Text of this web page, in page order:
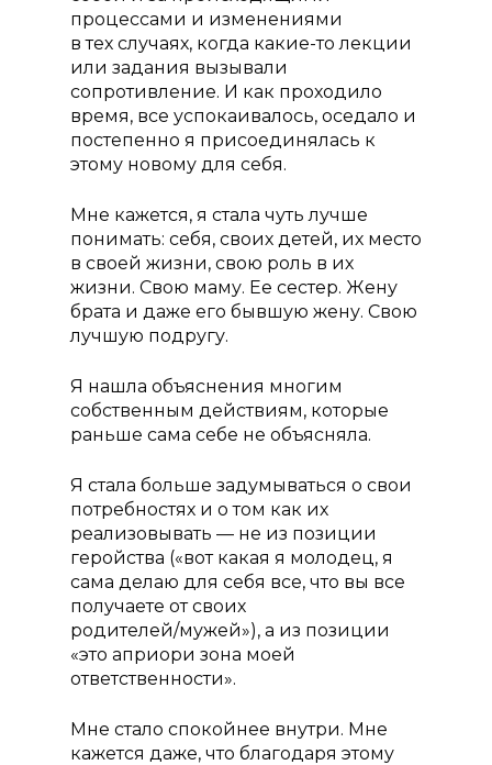
процессами и изменениями
в тех случаях, когда какие-то лекции
или задания вызывали
сопротивление. И как проходило
время, все успокаивалось, оседало и
постепенно я присоединялась к
этому новому для себя.
Мне кажется, я стала чуть лучше
понимать: себя, своих детей, их место
в своей жизни, свою роль в их
жизни. Свою маму. Ее сестер. Жену
брата и даже его бывшую жену. Свою
лучшую подругу.
Я нашла объяснения многим
собственным действиям, которые
раньше сама себе не объясняла.
Я стала больше задумываться о свои
потребностях и о том как их
реализовывать — не из позиции
геройства («вот какая я молодец, я
сама делаю для себя все, что вы все
получаете от своих
родителей/мужей»), а из позиции
«это априори зона моей
ответственности».
Мне стало спокойнее внутри. Мне
кажется даже, что благодаря этому
Повышение